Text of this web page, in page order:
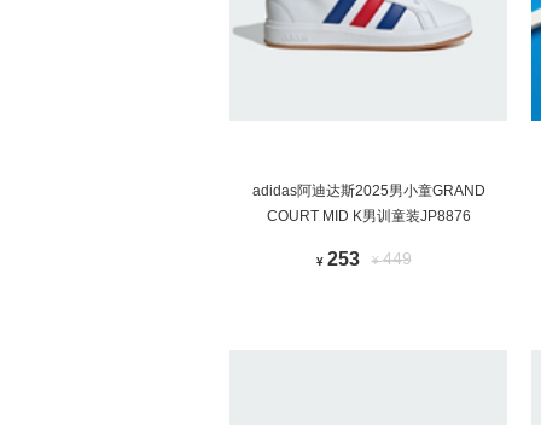
adidas阿迪达斯2025男小童GRAND
COURT MID K男训童装JP8876
¥ 253 ¥449